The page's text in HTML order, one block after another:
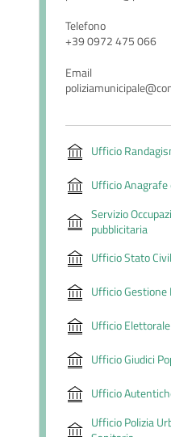
Telefono
+39 0972 475 066
Email
Ufficio
Ufficio
Servizio
pubblicitaria
Ufficio Stato
Ufficio Gestione
Ufficio Elettorale
Ufficio Giudici
Ufficio
Ufficio Polizia